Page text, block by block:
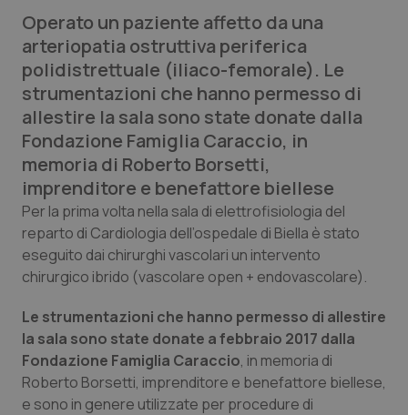
Lettere al direttore
Edizioni Regionali
QS Pro
Professionisti Sanitari.AI
Abruzzo
Basilicata
Campania
Emilia-Romagna
QS Pro Gold
Artrite & artrosi
Car-T
Colesterolo & coronaropatie
QS Club Newsletter
Operato un paziente affetto da una
arteriopatia ostruttiva periferica
polidistrettuale (iliaco-femorale). Le
strumentazioni che hanno permesso di
allestire la sala sono state donate dalla
Fondazione Famiglia Caraccio, in
memoria di Roberto Borsetti,
imprenditore e benefattore biellese
Per la prima volta nella sala di elettrofisiologia del
reparto di Cardiologia dell’ospedale di Biella è stato
eseguito dai chirurghi vascolari un intervento
chirurgico ibrido (vascolare open + endovascolare).
Le strumentazioni che hanno permesso di allestire
la sala sono state donate a febbraio 2017 dalla
Fondazione Famiglia Caraccio, in memoria di
Roberto Borsetti, imprenditore e benefattore biellese,
e sono in genere utilizzate per procedure di